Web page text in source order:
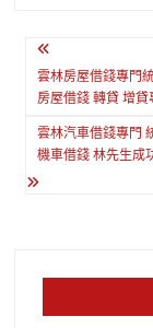
文
章
導
覽
雲林房屋借錢專門
房屋借錢 轉貸 增貸
雲林汽車借錢專門
機車借錢 林先生成